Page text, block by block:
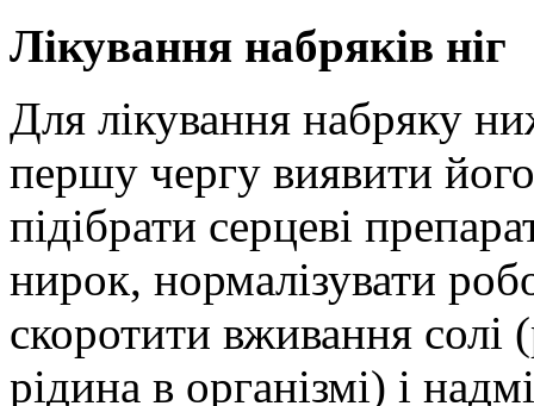
Лікування набряків ніг
Для лікування набряку
першу чергу виявити
підібрати серцеві
нирок, нормалізувати
скоротити вживання солі
рідина в організмі) і